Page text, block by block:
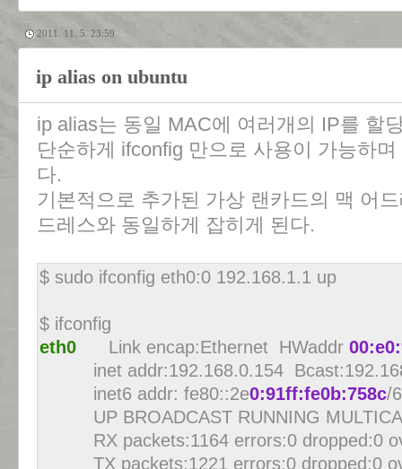
2011. 11. 5. 23:59
ip alias on ubuntu
ip alias는 동일 MAC에 여러개의 IP를 할
단순하게 ifconfig 만으로 사용이 가능하
다.
기본적으로 추가된 가상 랜카드의 맥 어
드레스와 동일하게 잡히게 된다.
$ sudo ifconfig eth0:0 192.168.1.1 up
$ ifconfig
eth0 Link encap:Ethernet HWaddr
inet addr:192.168.0.154
inet6 addr: fe80::2e0:91ff:fe0b:758c/
UP BROADCAST RUNNING
RX packets:1164 errors:0 dropped:0
TX packets:1221 errors:0 dropped:0